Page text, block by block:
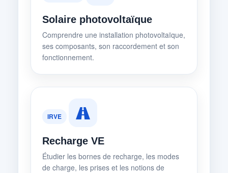
Solaire photovoltaïque
Comprendre une installation photovoltaïque,
ses composants, son raccordement et son
fonctionnement.
IRVE
Recharge VE
Étudier les bornes de recharge, les modes
de charge, les prises et les notions de